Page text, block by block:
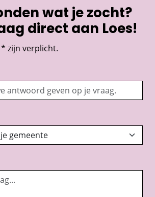
wat je zocht?
direct aan Loes!
zijn verplicht.